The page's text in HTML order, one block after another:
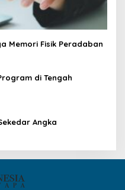
Memori Fisik Peradaban
di Tengah
Angka